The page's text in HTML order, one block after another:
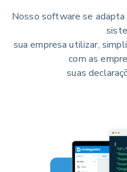
Nosso software se
sua empresa utilizar,
com as
suas